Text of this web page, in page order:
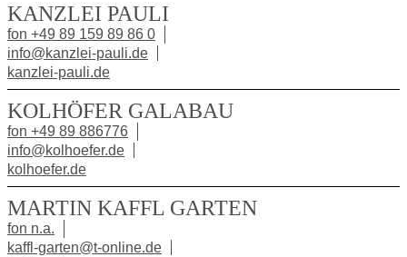
KANZLEI PAULI
fon +49 89 159 89 86 0
info@kanzlei-pauli.de
kanzlei-pauli.de
KOLHÖFER GALABAU
fon +49 89 886776
info@kolhoefer.de
kolhoefer.de
MARTIN KAFFL GARTEN
fon n.a.
kaffl-garten@t-online.de